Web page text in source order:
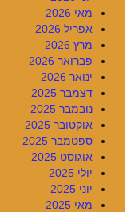
מאי 2026
אפריל 2026
מרץ 2026
פברואר 2026
ינואר 2026
דצמבר 2025
נובמבר 2025
אוקטובר 2025
ספטמבר 2025
אוגוסט 2025
יולי 2025
יוני 2025
מאי 2025